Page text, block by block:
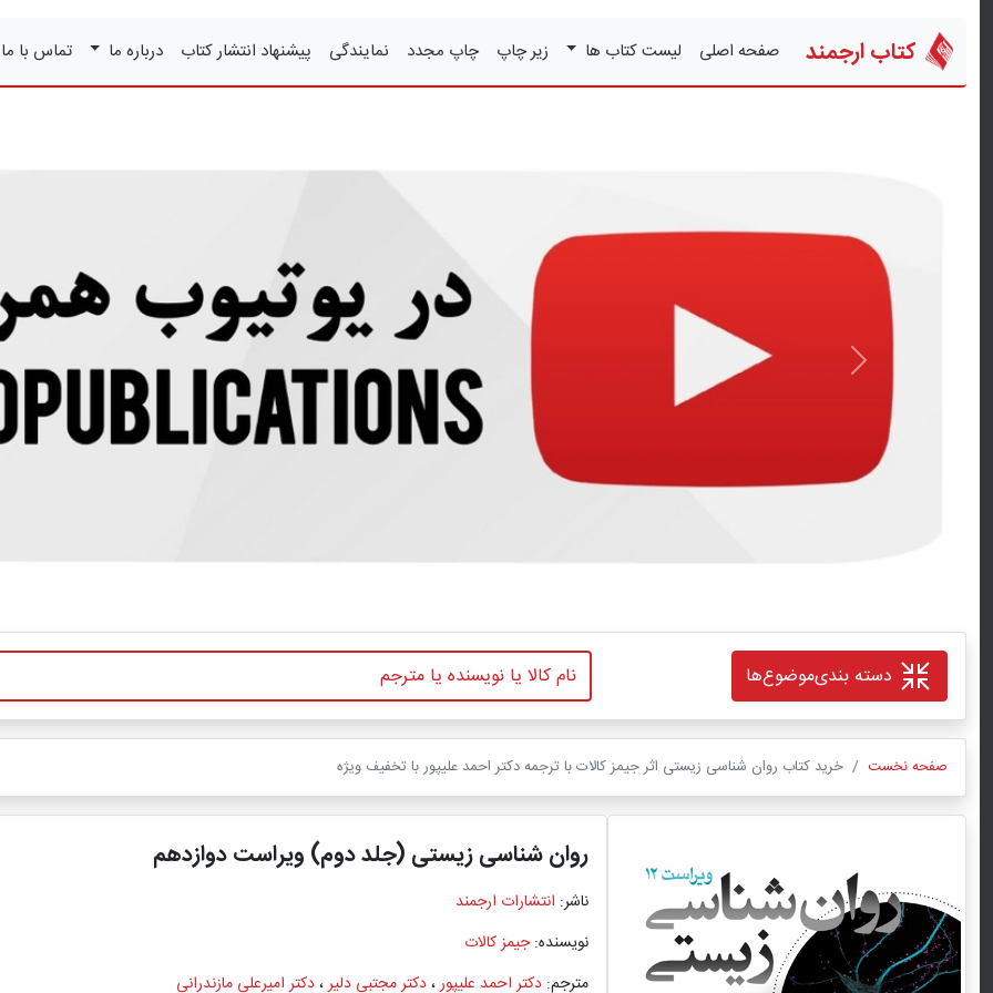
کتاب ارجمند صفحه اصلی لیست کتاب ها زیر چاپ چاپ مجدد نمایندگی پیشنهاد انتشار کتاب درباره ما تماس با
قبلی
دسته بندیموضوع‌ها
صفحه نخست خرید کتاب روان شناسی زیستی اثر جیمز کالات با ترجمه دکتر احمد علیپور با تخفیف ویژه
روان شناسی زیستی (جلد دوم) ویراست دوازدهم
ناشر: انتشارات ارجمند
نویسنده:جیمز کالات
مترجم: دکتر احمد علیپور،دکتر مجتبی دلیر،دکتر امیرعلی مازندرانی